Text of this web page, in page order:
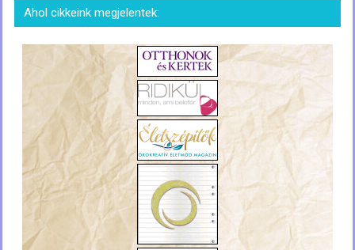
Ahol cikkeink megjelentek: